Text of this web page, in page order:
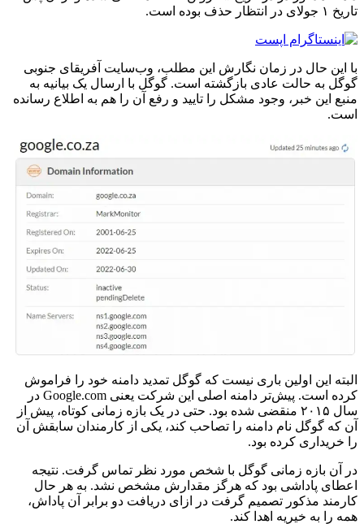
تاریخ ۱ جولای در انتظار حذف بوده است.
با این حال در زمان نگارش این مطلب، وب‌سایت آفریقای جنوبی
گوگل به حالت عادی بازگشته است. گوگل با ارسال یک بیانیه به
منبع این خبر، وجود مشکل را تایید و رفع آن را هم به اطلاع رسانده
است.
البته این اولین باری نیست که گوگل تمدید دامنه خود را فراموش
کرده است. پیش‌تر دامنه اصلی این شرکت یعنی Google.com در
سال ۲۰۱۵ منقضی شده بود. حتی در یک بازه زمانی کوتاه، پیش از
آن که گوگل نام دامنه را تصاحب کند، یکی از کارمندان سابقش آن
را خریداری کرده بود.
در آن بازه زمانی گوگل با شخص مورد نظر تماس گرفت. نتیجه
اعطای پاداشی بود که هرگز مقدارش مشخص نشد. به هر حال
کارمند مذکور تصمیم گرفت در ازای دریافت دو برابر آن پاداش،
همه را به خیریه اهدا کند.